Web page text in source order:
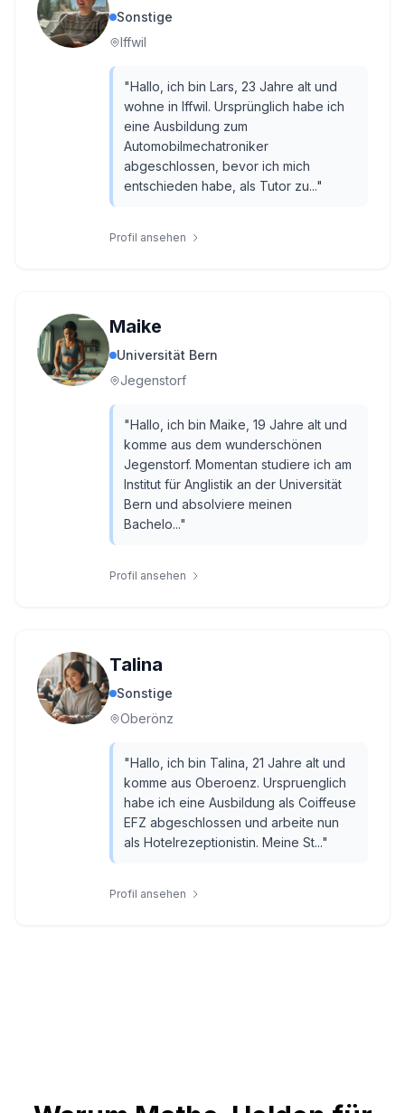
Sonstige
Iffwil
"Hallo, ich bin Lars, 23 Jahre alt und
wohne in Iffwil. Ursprünglich habe ich
eine Ausbildung zum
Automobilmechatroniker
abgeschlossen, bevor ich mich
entschieden habe, als Tutor zu..."
Profil ansehen
Maike
Universität Bern
Jegenstorf
"Hallo, ich bin Maike, 19 Jahre alt und
komme aus dem wunderschönen
Jegenstorf. Momentan studiere ich am
Institut für Anglistik an der Universität
Bern und absolviere meinen
Bachelo..."
Profil ansehen
Talina
Sonstige
Oberönz
"Hallo, ich bin Talina, 21 Jahre alt und
komme aus Oberoenz. Urspruenglich
habe ich eine Ausbildung als Coiffeuse
EFZ abgeschlossen und arbeite nun
als Hotelrezeptionistin. Meine St..."
Profil ansehen